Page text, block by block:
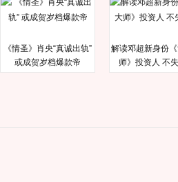
《情圣》肖央“真诚出轨”
或成贺岁档爆款帝
解读邓超新身份
师》投资人 不